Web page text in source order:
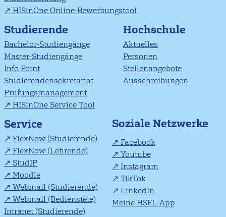
HISinOne Online-Bewerbungstool
Studierende
Bachelor-Studiengänge
Master-Studiengänge
Info Point
Studierendensekretariat
Prüfungsmanagement
HISinOne Service Tool
Hochschule
Aktuelles
Personen
Stellenangebote
Ausschreibungen
Service
FlexNow (Studierende)
FlexNow (Lehrende)
StudIP
Moodle
Webmail (Studierende)
Webmail (Bedienstete)
Intranet (Studierende)
Soziale Netzwerke
Facebook
Youtube
Instagram
TikTok
LinkedIn
Meine HSFL-App